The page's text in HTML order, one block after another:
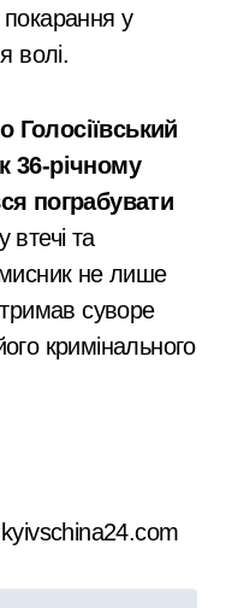
у
волі.
36-річному
пограбувати
втечі та
не лише
суворе
кримінального